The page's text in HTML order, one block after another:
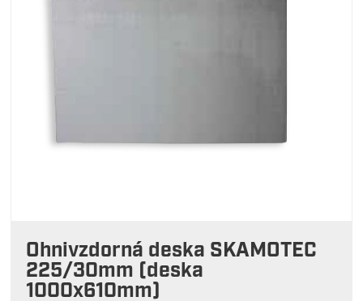
Ohnivzdorná deska SKAMOTEC
225/30mm (deska
1000x610mm)